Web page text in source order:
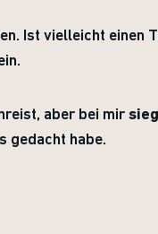
Ist vielleicht einen
aber bei mir
gedacht habe.